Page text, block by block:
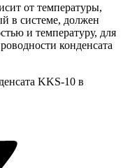
от температуры,
в системе, должен
и температуру, для
конденсата
KKS-10 в